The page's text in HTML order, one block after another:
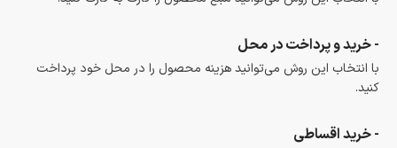
- خرید و پرداخت در محل
با انتخاب این روش می‌توانید هزینه محصول را در محل خود پرداخت
کنید.
- خرید اقساطی